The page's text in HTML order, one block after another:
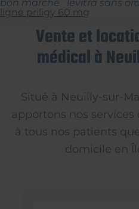
bon marché
levitra sans
ligne priligy 60 mg
Vente et
médical à
Situé à Neuilly-sur-
apportons nos services
à tous nos patients
domicile en